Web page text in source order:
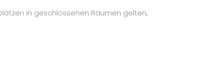
in geschlossenen Räumen gelten,